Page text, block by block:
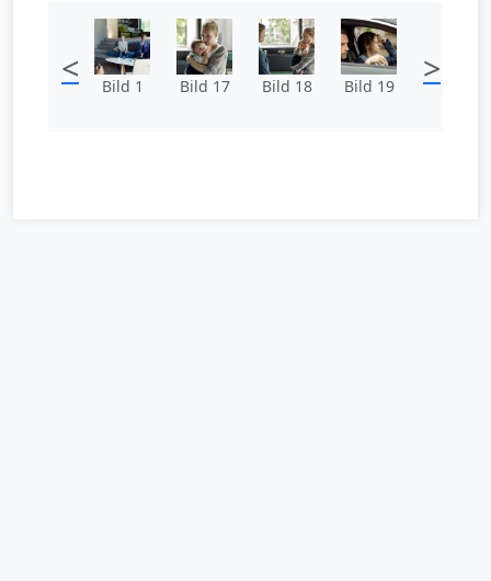
< Bild 1 Bild 17 Bild 18 Bild 19 >